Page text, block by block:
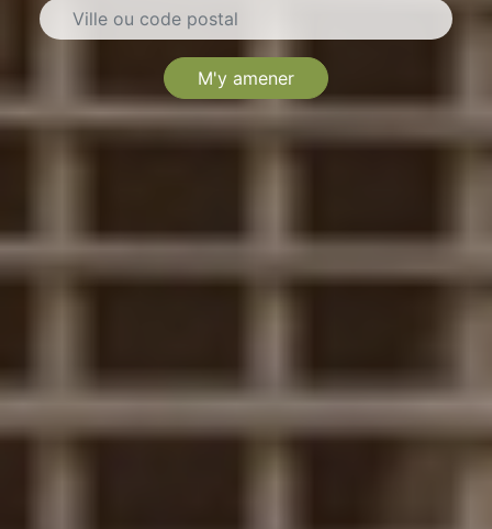
M'y amener